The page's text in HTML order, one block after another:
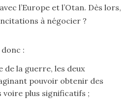
l’Europe et l’Otan. Dès lors,
à négocier ?
:
de la guerre, les deux
pouvoir obtenir des
voire plus significatifs ;